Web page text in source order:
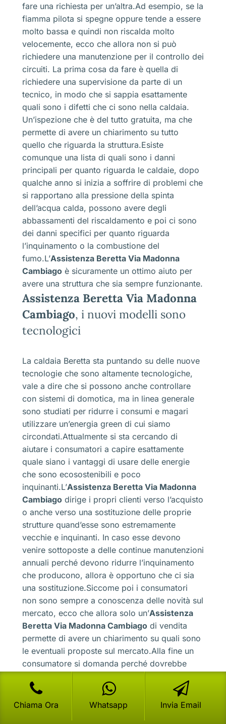
fare una richiesta per un’altra.Ad esempio, se la
fiamma pilota si spegne oppure tende a essere
molto bassa e quindi non riscalda molto
velocemente, ecco che allora non si può
richiedere una manutenzione per il controllo dei
circuiti. La prima cosa da fare è quella di
richiedere una supervisione da parte di un
tecnico, in modo che si sappia esattamente
quali sono i difetti che ci sono nella caldaia.
Un’ispezione che è del tutto gratuita, ma che
permette di avere un chiarimento su tutto
quello che riguarda la struttura.Esiste
comunque una lista di quali sono i danni
principali per quanto riguarda le caldaie, dopo
qualche anno si inizia a soffrire di problemi che
si rapportano alla pressione della spinta
dell’acqua calda, possono avere degli
abbassamenti del riscaldamento e poi ci sono
dei danni specifici per quanto riguarda
l’inquinamento o la combustione del
fumo.L’Assistenza Beretta Via Madonna
Cambiago è sicuramente un ottimo aiuto per
avere una struttura che sia sempre funzionante.
Assistenza Beretta Via Madonna
Cambiago, i nuovi modelli sono
tecnologici
La caldaia Beretta sta puntando su delle nuove
tecnologie che sono altamente tecnologiche,
vale a dire che si possono anche controllare
con sistemi di domotica, ma in linea generale
sono studiati per ridurre i consumi e magari
utilizzare un’energia green di cui siamo
circondati.Attualmente si sta cercando di
aiutare i consumatori a capire esattamente
quale siano i vantaggi di usare delle energie
che sono ecosostenibili e poco
inquinanti.L’Assistenza Beretta Via Madonna
Cambiago dirige i propri clienti verso l’acquisto
o anche verso una sostituzione delle proprie
strutture quand’esse sono estremamente
vecchie e inquinanti. In caso esse devono
venire sottoposte a delle continue manutenzioni
annuali perché devono ridurre l’inquinamento
che producono, allora è opportuno che ci sia
una sostituzione.Siccome poi i consumatori
non sono sempre a conoscenza delle novità sul
mercato, ecco che allora solo un’Assistenza
Beretta Via Madonna Cambiago di vendita
permette di avere un chiarimento su quali sono
le eventuali proposte sul mercato.Alla fine un
consumatore si domanda perché dovrebbe
basta pensare che le bollette tenderanno a
essere altissime, mentre con un nuovo sistema
Chiama Ora Whatsapp Invia Email